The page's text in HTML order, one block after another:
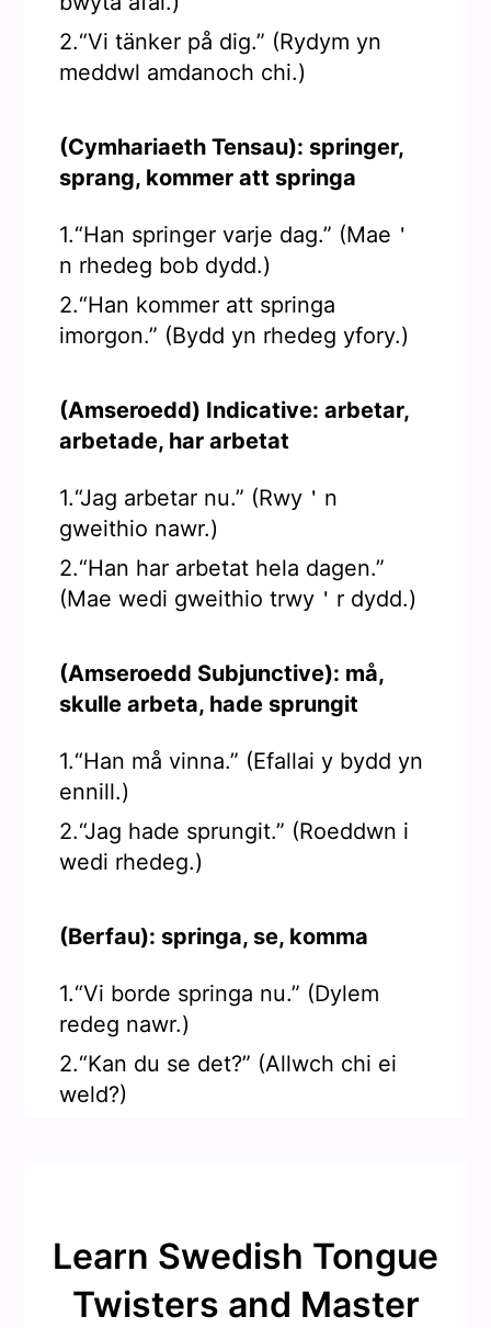
2.“Vi tänker på dig.” (Rydym yn
meddwl amdanoch chi.)
(Cymhariaeth Tensau): springer,
sprang, kommer att springa
1.“Han springer varje dag.” (Mae＇
n rhedeg bob dydd.)
2.“Han kommer att springa
imorgon.” (Bydd yn rhedeg yfory.)
(Amseroedd) Indicative: arbetar,
arbetade, har arbetat
1.“Jag arbetar nu.” (Rwy＇n
gweithio nawr.)
2.“Han har arbetat hela dagen.”
(Mae wedi gweithio trwy＇r dydd.)
(Amseroedd Subjunctive): må,
skulle arbeta, hade sprungit
1.“Han må vinna.” (Efallai y bydd yn
ennill.)
2.“Jag hade sprungit.” (Roeddwn i
wedi rhedeg.)
(Berfau): springa, se, komma
1.“Vi borde springa nu.” (Dylem
redeg nawr.)
2.“Kan du se det?” (Allwch chi ei
weld?)
Learn Swedish Tongue
Twisters and Master